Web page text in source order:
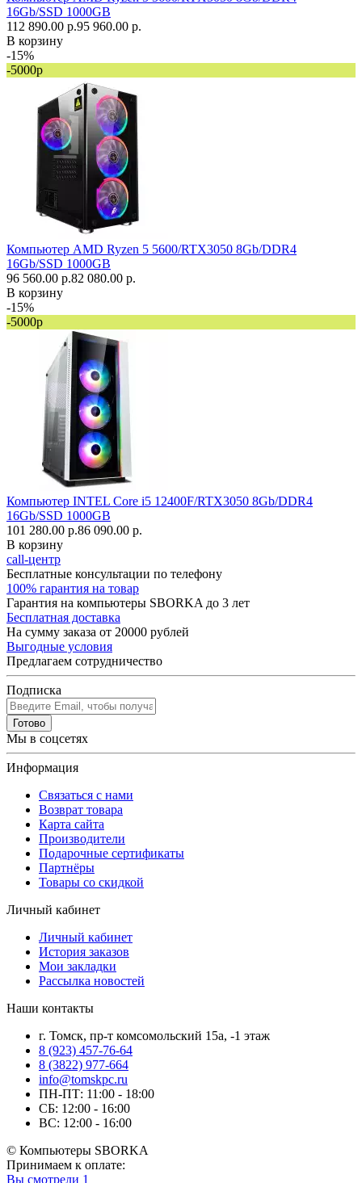
16Gb/SSD 1000GB
112 890.00 р.95 960.00 р.
В корзину
-15%
-5000р
Компьютер AMD Ryzen 5 5600/RTX3050 8Gb/DDR4
16Gb/SSD 1000GB
96 560.00 р.82 080.00 р.
В корзину
-15%
-5000р
Компьютер INTEL Core i5 12400F/RTX3050 8Gb/DDR4
16Gb/SSD 1000GB
101 280.00 р.86 090.00 р.
В корзину
call-центр
Бесплатные консультации по телефону
100% гарантия на товар
Гарантия на компьютеры SBORKA до 3 лет
Бесплатная доставка
На сумму заказа от 20000 рублей
Выгодные условия
Предлагаем сотрудничество
Подписка
Готово
Мы в соцсетях
Информация
Связаться с нами
Возврат товара
Карта сайта
Производители
Подарочные сертификаты
Партнёры
Товары со скидкой
Личный кабинет
Личный кабинет
История заказов
Мои закладки
Рассылка новостей
Наши контакты
г. Томск, пр-т комсомольский 15а, -1 этаж
8 (923) 457-76-64
8 (3822) 977-664
info@tomskpc.ru
ПН-ПТ: 11:00 - 18:00
СБ: 12:00 - 16:00
ВС: 12:00 - 16:00
© Компьютеры SBORKA
Принимаем к оплате:
Вы смотрели 1